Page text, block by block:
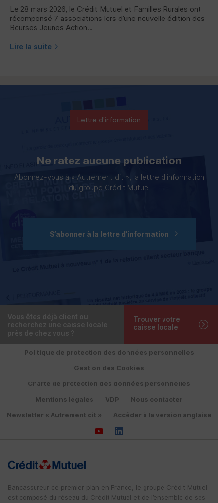
Le 28 mars 2026, le Crédit Mutuel et Familles Rurales ont
récompensé 7 associations lors d’une nouvelle édition des
Bourses Jeunes Action...
Lire la suite
Lettre d'information
Ne ratez aucune publication
Abonnez-vous à « Autrement dit », la lettre d'information
du groupe Crédit Mutuel
S’abonner à la lettre d'information
Vous êtes déjà client ou
recherchez une caisse locale
près de chez vous ?
Trouver votre
caisse locale
Politique de protection des données personnelles
Gestion des Cookies
Charte de protection des données personnelles
Mentions légales
VDP
Nous contacter
Newsletter « Autrement dit »
Accéder à la version anglaise
Bancassureur de premier plan en France, le groupe Crédit Mutuel
est composé du réseau du Crédit Mutuel et de l’ensemble de ses